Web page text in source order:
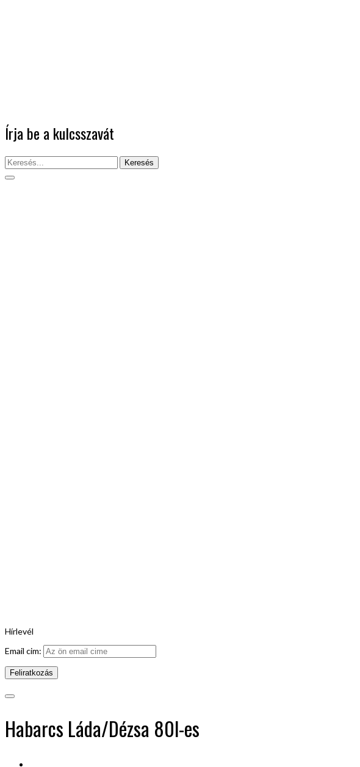
Írja be a kulcsszavát
Keresés
Hírlevél
Email cim:
Habarcs Láda/Dézsa 80l-es